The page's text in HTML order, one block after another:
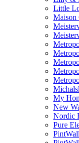
Little
Maison
My
New
Nordic
Pure